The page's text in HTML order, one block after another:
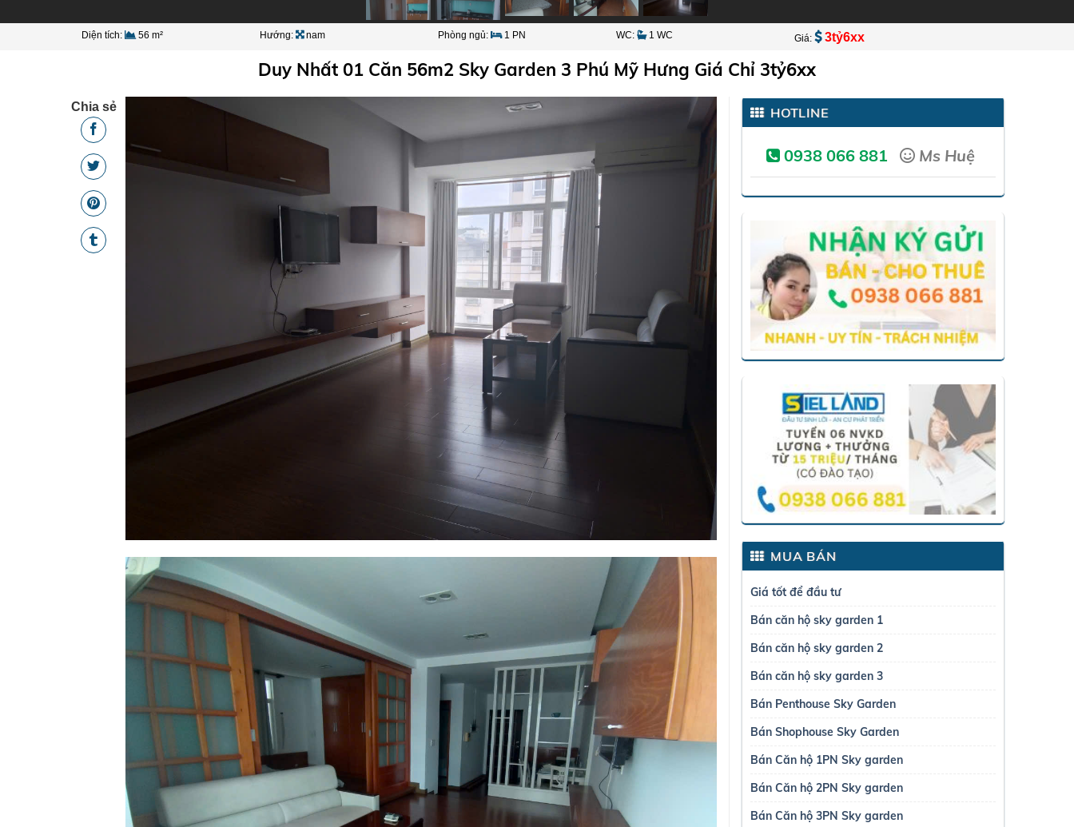
Diện tích: 56 m² Hướng: nam Phòng ngủ: 1 PN WC: 1 WC Giá: 3tỷ6xx
Duy Nhất 01 Căn 56m2 Sky Garden 3 Phú Mỹ Hưng Giá Chỉ 3tỷ6xx
Chia sẻ HOTLINE
0938 066 881 Ms Huệ
MUA BÁN
Giá tốt để đầu tư
Bán căn hộ sky garden 1
Bán căn hộ sky garden 2
Bán căn hộ sky garden 3
Bán Penthouse Sky Garden
Bán Shophouse Sky Garden
Bán Căn hộ 1PN Sky garden
Bán Căn hộ 2PN Sky garden
Bán Căn hộ 3PN Sky garden